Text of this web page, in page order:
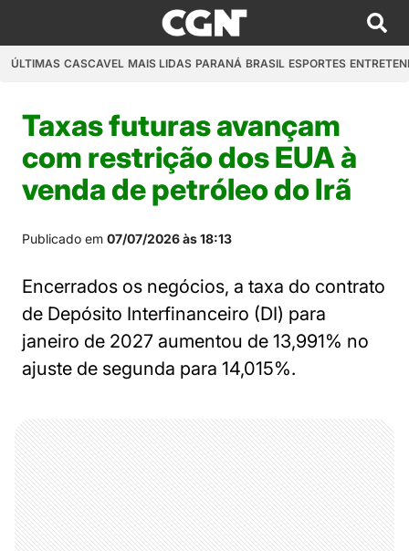
ÚLTIMAS CASCAVEL MAIS LIDAS PARANÁ BRASIL ESPORTES
Taxas futuras avançam
com restrição dos EUA à
venda de petróleo do Irã
Publicado em 07/07/2026 às 18:13
Encerrados os negócios, a taxa do contrato
de Depósito Interfinanceiro (DI) para
janeiro de 2027 aumentou de 13,991% no
ajuste de segunda para 14,015%.